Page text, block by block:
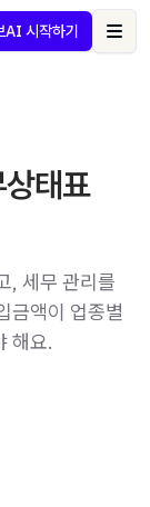
AI 시작하기
태표
, 세무 관리를
금액이 업종별
해요.